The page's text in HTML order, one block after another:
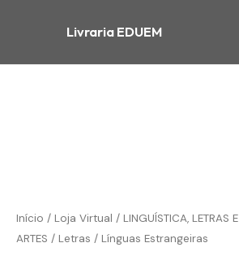
Livraria EDUEM
Início / Loja Virtual / LINGUÍSTICA, LETRAS E
ARTES / Letras / Línguas Estrangeiras